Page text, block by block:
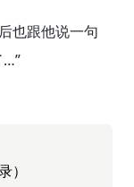
也跟他说一句
…”
）